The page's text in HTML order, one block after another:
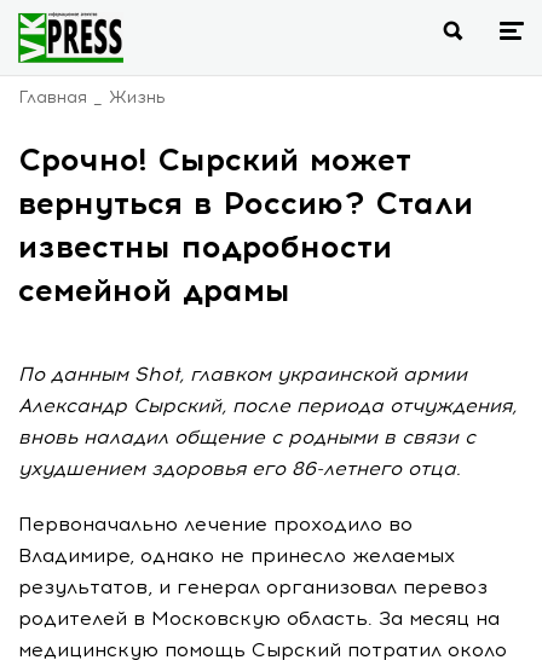
Главная Жизнь
Срочно! Сырский может
вернуться в Россию? Стали
известны подробности
семейной драмы
По данным Shot, главком украинской армии
Александр Сырский, после периода отчуждения,
вновь наладил общение с родными в связи с
ухудшением здоровья его 86-летнего отца.
Первоначально лечение проходило во
Владимире, однако не принесло желаемых
результатов, и генерал организовал перевоз
родителей в Московскую область. За месяц на
медицинскую помощь Сырский потратил около